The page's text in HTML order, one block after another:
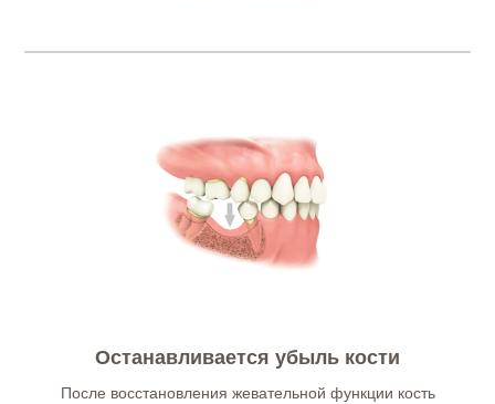
Останавливается убыль кости
После восстановления жевательной функции кость